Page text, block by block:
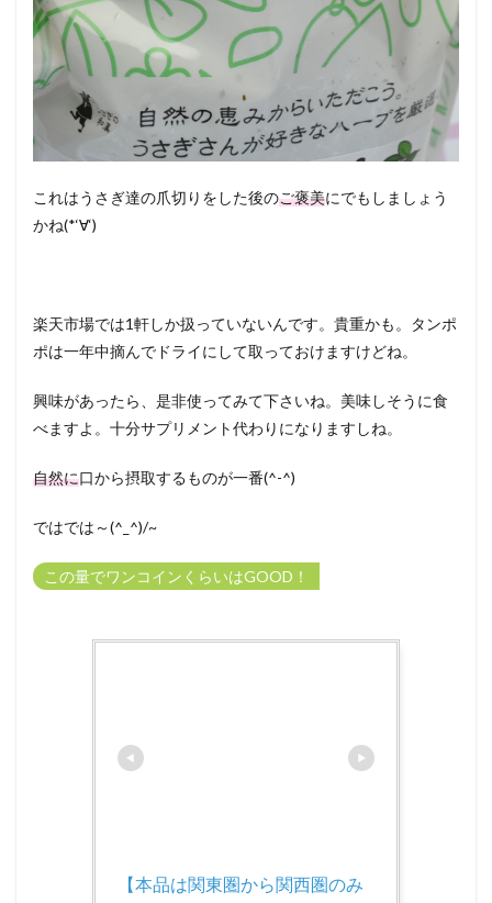
これはうさぎ達の爪切りをした後のご褒美にでもしましょう
かね(*‘∀‘)
楽天市場では1軒しか扱っていないんです。貴重かも。タンポ
ポは一年中摘んでドライにして取っておけますけどね。
興味があったら、是非使ってみて下さいね。美味しそうに食
べますよ。十分サプリメント代わりになりますしね。
自然に口から摂取するものが一番(^-^)
ではでは～(^_^)/~
この量でワンコインくらいはGOOD！
【本品は関東圏から関西圏のみ